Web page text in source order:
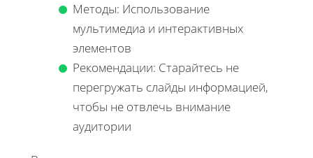
Методы: Использование
мультимедиа и интерактивных
элементов
Рекомендации: Старайтесь не
перегружать слайды информацией,
чтобы не отвлечь внимание
аудитории